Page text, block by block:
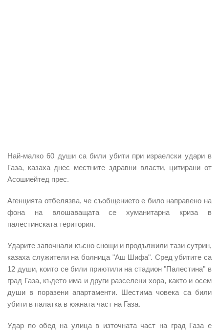
Най-малко 60 души са били убити при израелски удари в
Газа, казаха днес местните здравни власти, цитирани от
Асошиейтед прес.
Агенцията отбелязва, че съобщението е било направено на
фона на влошаващата се хуманитарна криза в
палестинската територия.
Ударите започнали късно снощи и продължили тази сутрин,
казаха служители на болница "Аш Шифа". Сред убитите са
12 души, които се били приютили на стадион "Палестина" в
град Газа, където има и други разселени хора, както и осем
души в поразени апартаменти. Шестима човека са били
убити в палатка в южната част на Газа.
Удар по обед на улица в източната част на град Газа е